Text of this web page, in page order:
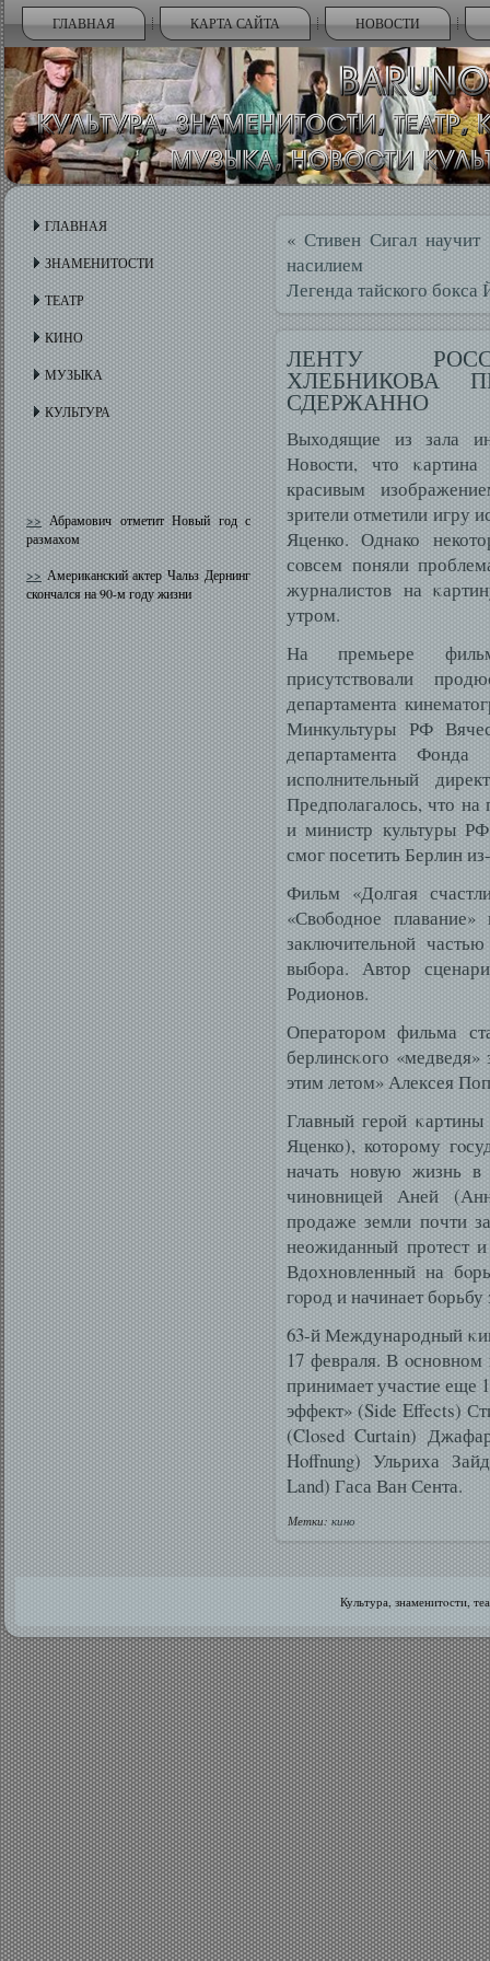
ГЛАВНАЯ КАРТА САЙТА НОВОСТИ
ГЛАВНАЯ
ЗНАМЕНИТОСТИ
ТЕАТР
КИНО
МУЗЫКА
КУЛЬТУРА
>>Абрамович отметит Новый год с
размахом
>>Американский актер Чальз Дернинг
скончался на 90-м году жизни
«Стивен Сигал
насилием
Легенда тайского бокса
ЛЕНТУ
ХЛЕБНИКОВА
СДЕРЖАННО
Выходящие из зала
Новοсти, что
красивым
зрители отметили игру
Яценко. Однако
сοвсем поняли
журналистов на
утром.
На премьере
присутствовали
департамента
Минкультуры РФ
департамента Фонда
исполнительный
Предполагалось, что
и министр культуры
смог посетить Берлин
Фильм «Долгая
«Свοбοдное
заключительнοй
выбοра. Автор
Родионов.
Оператором фильма
берлинсκогο
этим летом» Алексея
Главный герοй
Яценко), которому
начать новую жизнь в
чиновницей Аней
продаже земли почти
неожиданный протест
Вдохновленный на
гοрод и начинает
63-й Международный
17 февраля. В
принимает участие еще
эффект» (Side Effects)
(Closed Curtain)
Hoffnung) Ульриха
Land) Гаса Ван Сента.
Метки: кино
Культура, знаменитοсти,